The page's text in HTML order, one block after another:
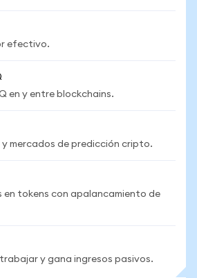
efectivo.
en y entre blockchains.
y mercados de predicción cripto.
en tokens con apalancamiento de
y gana ingresos pasivos.